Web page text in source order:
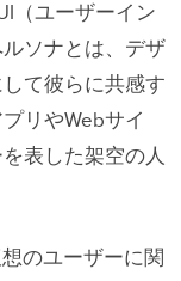
と興味を追
する
新する
のペルソ
（ユーザーイン
ソナとは、デザ
て彼らに共感す
リやWebサイ
表した架空の人
のユーザーに関